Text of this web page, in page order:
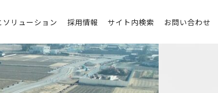
ソリューション 採用情報 サイト内検索 お問い合わせ